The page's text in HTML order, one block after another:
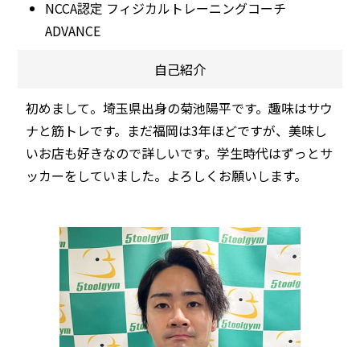
NCCA認定 フィジカルトレーニングコーチ
ADVANCE
自己紹介
初めまして。埼玉県出身の菊池陽平です。趣味はサウ
ナと筋トレです。まだ福岡は3年ほどですが、美味し
いお店も好きなので詳しいです。学生時代はずっとサ
ッカーをしていました。よろしくお願いします。